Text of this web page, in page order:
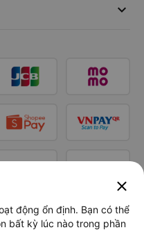
keyboard_arrow_down
close
động ổn định. Bạn có thể
bất kỳ lúc nào trong phần